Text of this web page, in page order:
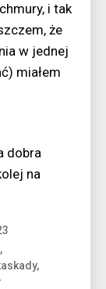
i tak
że
w jednej
miałem
dobra
na
,
,